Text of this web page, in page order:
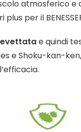
atmosferico
per il
e quindi
e Shoku-kan-